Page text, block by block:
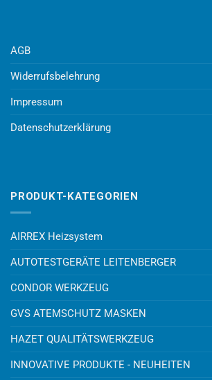
AGB
Widerrufsbelehrung
Impressum
Datenschutzerklärung
PRODUKT-KATEGORIEN
AIRREX Heizsystem
AUTOTESTGERÄTE LEITENBERGER
CONDOR WERKZEUG
GVS ATEMSCHUTZ MASKEN
HAZET QUALITÄTSWERKZEUG
INNOVATIVE PRODUKTE - NEUHEITEN